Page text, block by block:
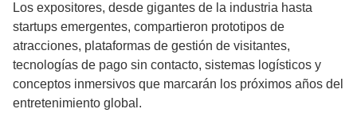
Los expositores, desde gigantes de la industria hasta
startups emergentes, compartieron prototipos de
atracciones, plataformas de gestión de visitantes,
tecnologías de pago sin contacto, sistemas logísticos y
conceptos inmersivos que marcarán los próximos años del
entretenimiento global.